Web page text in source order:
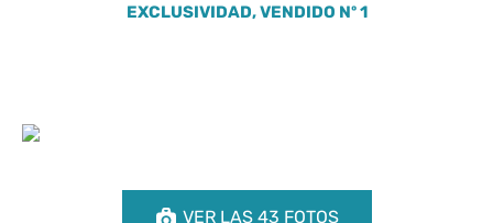
EXCLUSIVIDAD, VENDIDO Nº 1
VER LAS 43 FOTOS